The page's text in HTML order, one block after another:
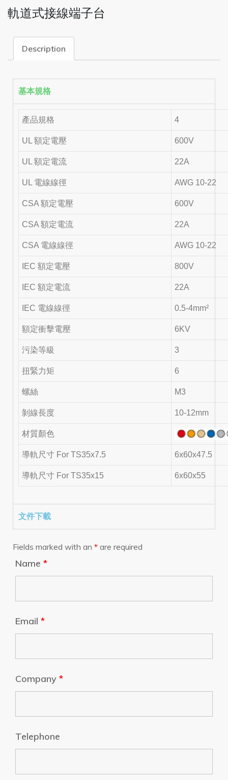
軌道式接線端子台
Description
基本規格
產品規格 4
UL 額定電壓 600V
UL 額定電流 22A
UL 電線線徑 AWG 10-22
CSA 額定電壓 600V
CSA 額定電流 22A
CSA 電線線徑 AWG 10-22
IEC 額定電壓 800V
IEC 額定電流 22A
IEC 電線線徑 0.5-4mm²
額定衝擊電壓 6KV
污染等級 3
扭緊力矩 6
螺絲 M3
剝線長度 10-12mm
材質顏色
導軌尺寸 For TS35x7.5 6x60x47.5
導軌尺寸 For TS35x15 6x60x55
文件下載
Fields marked with an * are required
Name *
Email *
Company *
Telephone